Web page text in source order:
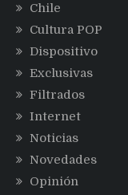
Chile
Cultura POP
Dispositivo
Exclusivas
Filtrados
Internet
Noticias
Novedades
Opinión